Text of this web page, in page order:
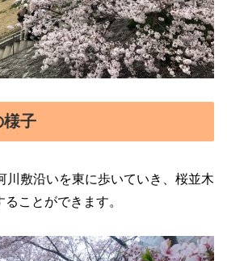
様子
川敷沿いを東に歩いていき、桜並木
ことができます。